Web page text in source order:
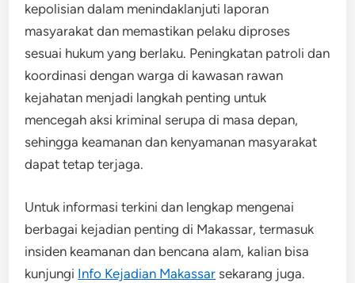
kepolisian dalam menindaklanjuti laporan
masyarakat dan memastikan pelaku diproses
sesuai hukum yang berlaku. Peningkatan patroli dan
koordinasi dengan warga di kawasan rawan
kejahatan menjadi langkah penting untuk
mencegah aksi kriminal serupa di masa depan,
sehingga keamanan dan kenyamanan masyarakat
dapat tetap terjaga.
Untuk informasi terkini dan lengkap mengenai
berbagai kejadian penting di Makassar, termasuk
insiden keamanan dan bencana alam, kalian bisa
kunjungi Info Kejadian Makassar sekarang juga.